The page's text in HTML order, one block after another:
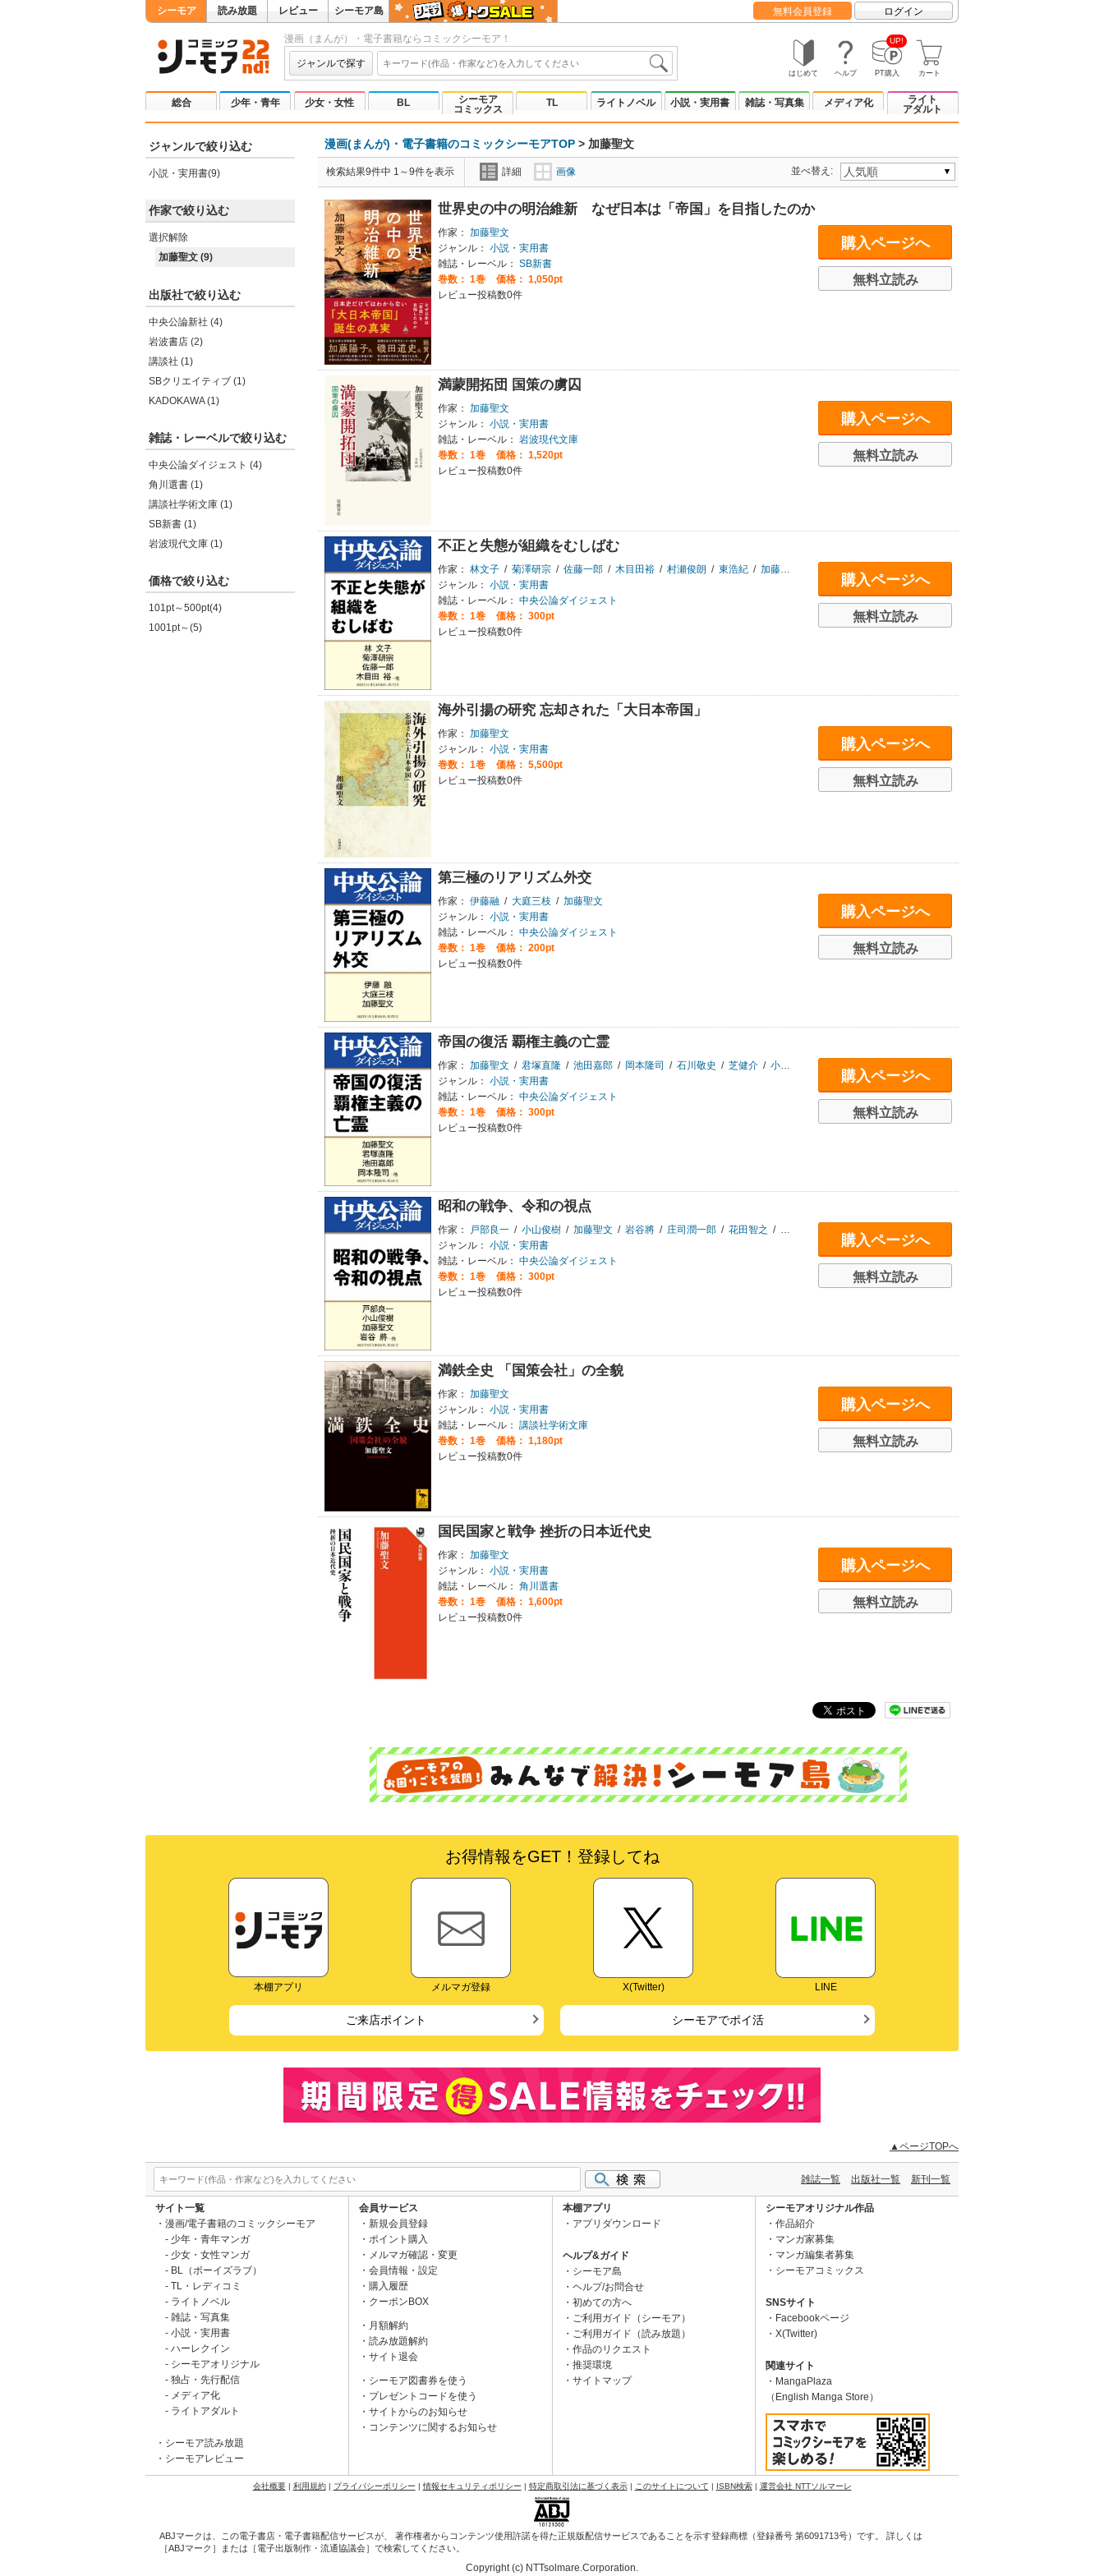
シーモア 読み放題 レビュー シーモア島 無料会員登録 ログイン
漫画（まんが）・電子書籍ならコミックシーモア！
ジャンルで探す
はじめて ヘルプ
UP!
PT購入 カート
総合 少年・青年 少女・女性 BL
シーモア
コミックス
TL ライトノベル 小説・実用書 雑誌・写真集 メディア化
ライト
アダルト
ジャンルで絞り込む
小説・実用書(9)
作家で絞り込む
選択解除
加藤聖文 (9)
出版社で絞り込む
中央公論新社 (4)
岩波書店 (2)
講談社 (1)
SBクリエイティブ (1)
KADOKAWA (1)
雑誌・レーベルで絞り込む
中央公論ダイジェスト (4)
角川選書 (1)
講談社学術文庫 (1)
SB新書 (1)
岩波現代文庫 (1)
価格で絞り込む
101pt～500pt(4)
1001pt～(5)
漫画(まんが)・電子書籍のコミックシーモアTOP > 加藤聖文
検索結果9件中 1～9件を表示 詳細 画像 並べ替え:
世界史の中の明治維新 なぜ日本は「帝国」を目指したのか
作家： 加藤聖文
ジャンル： 小説・実用書
雑誌・レーベル： SB新書
巻数： 1巻
価格： 1,050pt
レビュー投稿数0件
購入ページへ
無料立読み
満蒙開拓団 国策の虜囚
作家： 加藤聖文
ジャンル： 小説・実用書
雑誌・レーベル： 岩波現代文庫
巻数： 1巻
価格： 1,520pt
レビュー投稿数0件
購入ページへ
無料立読み
不正と失態が組織をむしばむ
作家： 林文子 / 菊澤研宗 / 佐藤一郎 / 木目田裕 / 村瀬俊朗 / 東浩紀 / 加藤聖文
及川琢英
ジャンル： 小説・実用書
雑誌・レーベル： 中央公論ダイジェスト
巻数： 1巻
価格： 300pt
レビュー投稿数0件
購入ページへ
無料立読み
海外引揚の研究 忘却された「大日本帝国」
作家： 加藤聖文
ジャンル： 小説・実用書
巻数： 1巻
価格： 5,500pt
レビュー投稿数0件
購入ページへ
無料立読み
第三極のリアリズム外交
作家： 伊藤融 / 大庭三枝 / 加藤聖文
ジャンル： 小説・実用書
雑誌・レーベル： 中央公論ダイジェスト
巻数： 1巻
価格： 200pt
レビュー投稿数0件
購入ページへ
無料立読み
帝国の復活 覇権主義の亡霊
作家： 加藤聖文 / 君塚直隆 / 池田嘉郎 / 岡本隆司 / 石川敬史 / 芝健介 / 小笠原弘幸 水嶋一憲
ジャンル： 小説・実用書
雑誌・レーベル： 中央公論ダイジェスト
巻数： 1巻
価格： 300pt
レビュー投稿数0件
購入ページへ
無料立読み
昭和の戦争、令和の視点
作家： 戸部良一 / 小山俊樹 / 加藤聖文 / 岩谷將 / 庄司潤一郎 / 花田智之 / 波多野澄雄
ジャンル： 小説・実用書
雑誌・レーベル： 中央公論ダイジェスト
巻数： 1巻
価格： 300pt
レビュー投稿数0件
購入ページへ
無料立読み
満鉄全史 「国策会社」の全貌
作家： 加藤聖文
ジャンル： 小説・実用書
雑誌・レーベル： 講談社学術文庫
巻数： 1巻
価格： 1,180pt
レビュー投稿数0件
購入ページへ
無料立読み
国民国家と戦争 挫折の日本近代史
作家： 加藤聖文
ジャンル： 小説・実用書
雑誌・レーベル： 角川選書
巻数： 1巻
価格： 1,600pt
レビュー投稿数0件
購入ページへ
無料立読み
お得情報をGET！登録してね
本棚アプリ メルマガ登録 X(Twitter) LINE
ご来店ポイント シーモアでポイ活
▲ページTOPへ
雑誌一覧 出版社一覧 新刊一覧
サイト一覧
漫画/電子書籍のコミックシーモア
少年・青年マンガ
少女・女性マンガ
BL（ボーイズラブ）
TL・レディコミ
ライトノベル
雑誌・写真集
小説・実用書
ハーレクイン
シーモアオリジナル
独占・先行配信
メディア化
ライトアダルト
シーモア読み放題
シーモアレビュー
会員サービス
新規会員登録
ポイント購入
メルマガ確認・変更
会員情報・設定
購入履歴
クーポンBOX
月額解約
読み放題解約
サイト退会
シーモア図書券を使う
プレゼントコードを使う
サイトからのお知らせ
コンテンツに関するお知らせ
本棚アプリ
アプリダウンロード
ヘルプ&ガイド
シーモア島
ヘルプ/お問合せ
初めての方へ
ご利用ガイド（シーモア）
ご利用ガイド（読み放題）
作品のリクエスト
推奨環境
サイトマップ
シーモアオリジナル作品
作品紹介
マンガ家募集
マンガ編集者募集
シーモアコミックス
SNSサイト
Facebookページ
X(Twitter)
関連サイト
MangaPlaza
（English Manga Store）
会社概要| 利用規約| プライバシーポリシー | 情報セキュリティポリシー | 特定商取引法に基づく表示| このサイトについて | ISBN検索| 運営会社 NTTソルマーレ
ABJマークは、この電子書店・電子書籍配信サービスが、 著作権者からコンテンツ使用許諾を得た正規版配信サービスであることを示す登録商標（登録番号 第6091713号）です。 詳しくは
［ABJマーク］または［電子出版制作・流通協議会］で検索してください。
Copyright (c) NTTsolmare.Corporation.